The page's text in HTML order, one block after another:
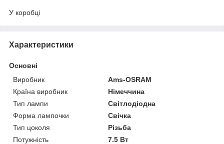
У коробці
Характеристики
Основні
Виробник
Ams-OSRAM
Країна виробник
Німеччина
Тип лампи
Світлодіодна
Форма лампочки
Свічка
Тип цоколя
Різьба
Потужність
7.5 Вт